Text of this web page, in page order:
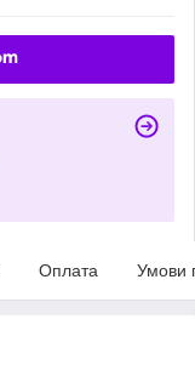
Оплата Умови